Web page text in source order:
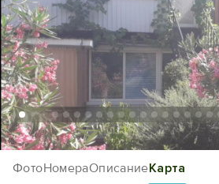
Избранное
История просмотра
Добавить свой объект
ФотоНомераОписаниеКарта